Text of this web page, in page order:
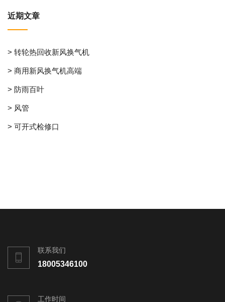
近期文章
> 转轮热回收新风换气机
> 商用新风换气机高端
> 防雨百叶
> 风管
> 可开式检修口
联系我们
18005346100
工作时间